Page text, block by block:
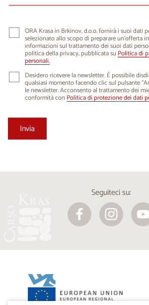
ORA Krasa in Brkinov, d.o.o. fornirà i suoi dati
selezionato allo scopo di preparare un'offerta
informazioni sul trattamento dei suoi dati
politica della privacy, pubblicata su Politica di
personali.
Desidero ricevere la newsletter. È possibile
qualsiasi momento facendo clic sul pulsante
le newsletter. Acconsento al trattamento dei
conformità con Politica di protezione dei dati
Seguiteci su: